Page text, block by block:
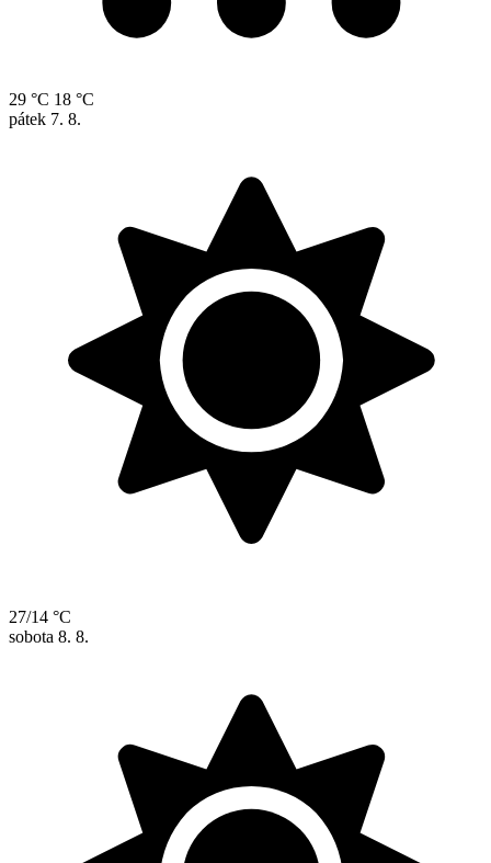
29 °C 18 °C
pátek 7. 8.
27/14 °C
sobota 8. 8.